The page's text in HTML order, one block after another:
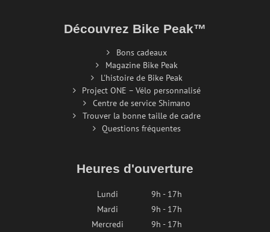
Découvrez Bike Peak™
Bons cadeaux
Magazine Bike Peak
L'histoire de Bike Peak
Project ONE – Vélo personnalisé
Centre de service Shimano
Trouver la bonne taille de cadre
Questions fréquentes
Heures d'ouverture
Lundi
9h - 17h
Mardi
9h - 17h
Mercredi
9h - 17h